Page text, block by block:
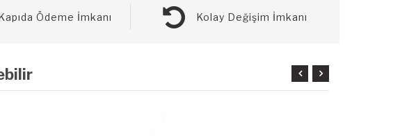
Ödeme İmkanı Kolay Değişim İmkanı